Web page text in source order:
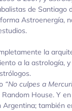
de Santiago
Astroenergía,
la
a la astrología,
“No culpes a
House. Y
Argentina; también